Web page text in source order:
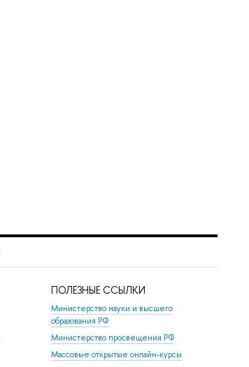
ПОЛЕЗНЫЕ ССЫЛКИ
Министерство науки и высшего
образования РФ
Министерство просвещения РФ
Массовые открытые онлайн-курсы